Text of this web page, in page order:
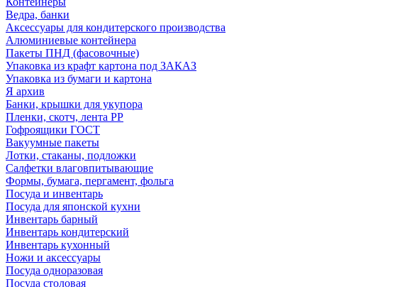
Ведра, банки
Аксессуары для кондитерского производства
Алюминиевые контейнера
Пакеты ПНД (фасовочные)
Упаковка из крафт картона под ЗАКАЗ
Упаковка из бумаги и картона
Я архив
Банки, крышки для укупора
Пленки, скотч, лента РР
Гофроящики ГОСТ
Вакуумные пакеты
Лотки, стаканы, подложки
Салфетки влаговпитывающие
Формы, бумага, пергамент, фольга
Посуда и инвентарь
Посуда для японской кухни
Инвентарь барный
Инвентарь кондитерский
Инвентарь кухонный
Ножи и аксессуары
Посуда одноразовая
Посуда столовая